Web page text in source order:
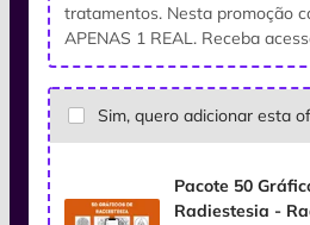
tratamentos. Nesta promoção
APENAS 1 REAL. Receba
Sim, quero adicionar esta
Pacote 50
Radiestesia -